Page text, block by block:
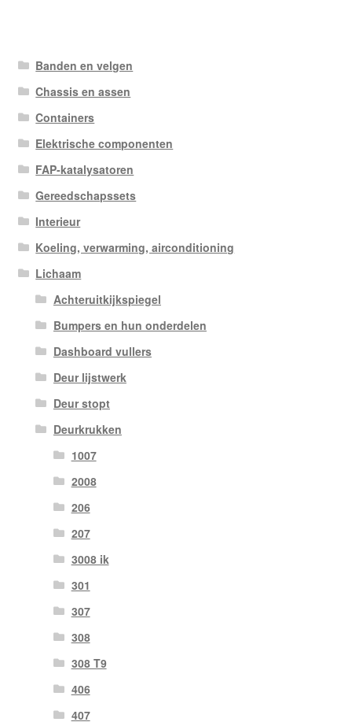
Banden en velgen
Chassis en assen
Containers
Elektrische componenten
FAP-katalysatoren
Gereedschapssets
Interieur
Koeling, verwarming, airconditioning
Lichaam
Achteruitkijkspiegel
Bumpers en hun onderdelen
Dashboard vullers
Deur lijstwerk
Deur stopt
Deurkrukken
1007
2008
206
207
3008 ik
301
307
308
308 T9
406
407